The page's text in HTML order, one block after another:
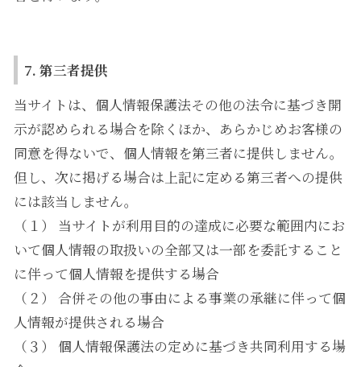
7. 第三者提供
当サイトは、個人情報保護法その他の法令に基づき開
示が認められる場合を除くほか、あらかじめお客様の
同意を得ないで、個人情報を第三者に提供しません。
但し、次に掲げる場合は上記に定める第三者への提供
には該当しません。
（１） 当サイトが利用目的の達成に必要な範囲内にお
いて個人情報の取扱いの全部又は一部を委託すること
に伴って個人情報を提供する場合
（２） 合併その他の事由による事業の承継に伴って個
人情報が提供される場合
（３） 個人情報保護法の定めに基づき共同利用する場